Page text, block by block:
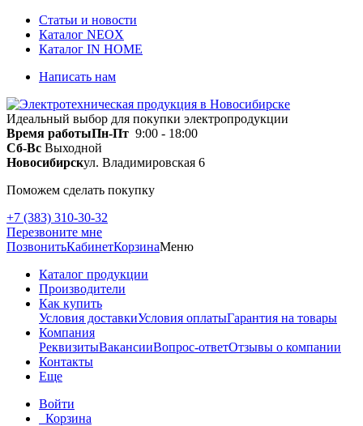
Статьи и новости
Каталог NEOX
Каталог IN HOME
Написать нам
Идеальный выбор для покупки электропродукции
Время работыПн-Пт 9:00 - 18:00
Сб-Вс Выходной
Новосибирскул. Владимировская 6
Поможем сделать покупку
+7 (383) 310-30-32
Перезвоните мне
ПозвонитьКабинетКорзинаМеню
Каталог продукции
Производители
Как купить
Условия доставкиУсловия оплатыГарантия на товары
Компания
РеквизитыВакансииВопрос-ответОтзывы о компании
Контакты
Еще
Войти
Корзина